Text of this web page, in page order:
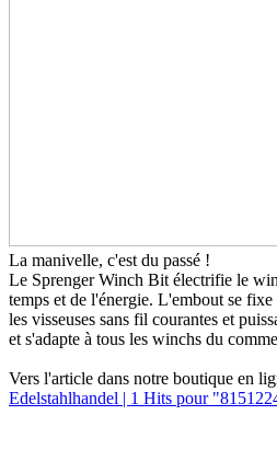
La manivelle, c'est du passé !
Le Sprenger Winch Bit électrifie le
temps et de l'énergie. L'embout se
les visseuses sans fil courantes et
et s'adapte à tous les winchs du
Vers l'article dans notre boutique en
Edelstahlhandel | 1 Hits pour